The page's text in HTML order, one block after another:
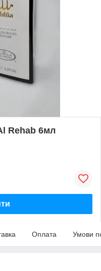
Rehab 6мл
Оплата Умови